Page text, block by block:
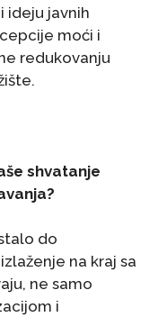
ideju javnih
moći i
redukovanju
shvatanje
do
na kraj sa
ne samo
i